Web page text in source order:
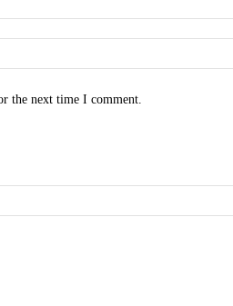
the next time I comment.